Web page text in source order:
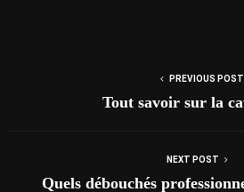
PREVIOUS POST
Tout savoir sur la
NEXT POST
Quels débouchés